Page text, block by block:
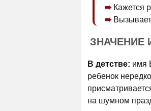
Кажется
ЗНАЧЕНИЕ
В детстве: имя
ребенок
на шумном